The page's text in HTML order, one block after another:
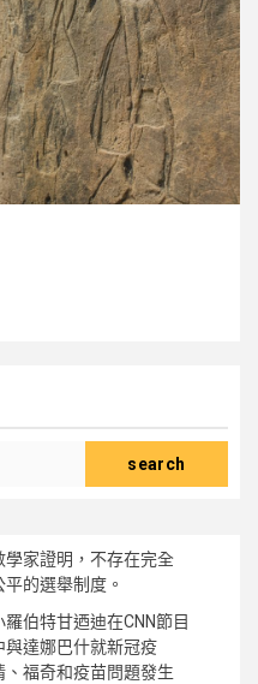
search
學家證明，不存在完全
平的選舉制度。
羅伯特甘迺迪在CNN節目
與達娜巴什就新冠疫
、福奇和疫苗問題發生